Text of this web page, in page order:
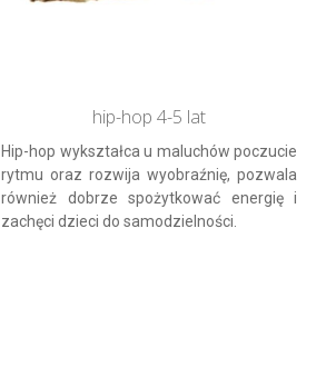
hip-hop 4-5 lat
Hip-hop wykształca u maluchów poczucie
rytmu oraz rozwija wyobraźnię, pozwala
również dobrze spożytkować energię i
zachęci dzieci do samodzielności.